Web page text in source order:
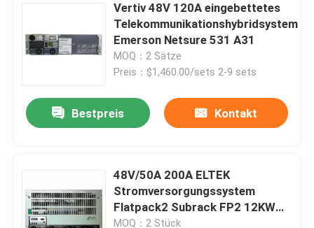
Nach Hause
Kontakte
Vertiv 48V 120A eingebettetes
Telekommunikationshybridsystem
Emerson Netsure 531 A31
MOQ：2 Sätze
Preis：$1,460.00/sets 2-9 sets
Bestpreis Kontakt
48V/50A 200A ELTEK
Stromversorgungssystem
Flatpack2 Subrack FP2 12KW
BD LD SP PRS3000
MOQ：2 Stück